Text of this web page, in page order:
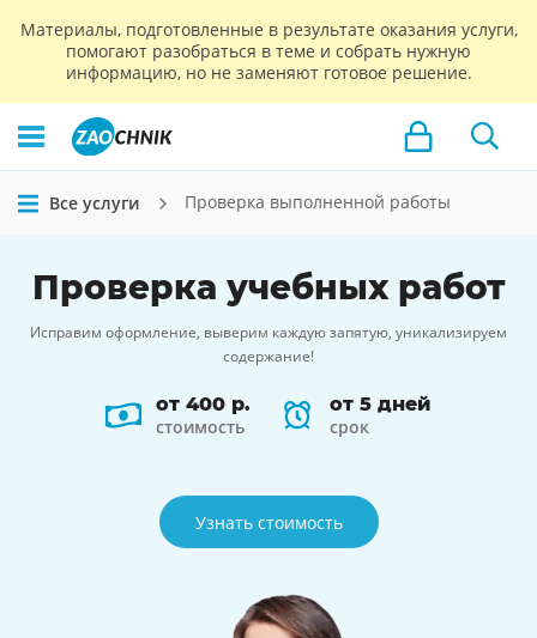
Материалы, подготовленные в результате оказания услуги,
помогают разобраться в теме и собрать нужную
информацию, но не заменяют готовое решение.
Все услуги Проверка выполненной работы
Проверка учебных работ
Исправим оформление, выверим каждую запятую, уникализируем
содержание!
от 400 р.
стоимость
от 5 дней
срок
Узнать стоимость